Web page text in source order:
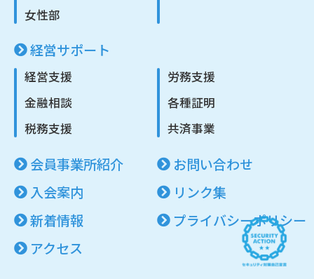
女性部
経営サポート
経営支援
金融相談
税務支援
労務支援
各種証明
共済事業
会員事業所紹介
入会案内
新着情報
アクセス
お問い合わせ
リンク集
プライバシーポリシー